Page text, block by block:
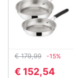
€ 179,99 -15%
€ 152,54